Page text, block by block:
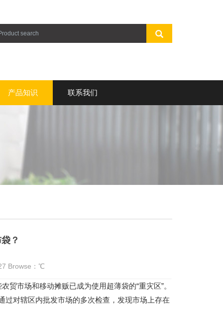
产品知识 联系我们
？
Browse：℃
市场和移动摊贩已成为使用超薄袋的“重灾区”。
对辖区内批发市场的多次检查，发现市场上存在